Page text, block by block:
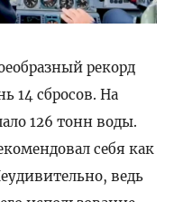
рекорд
14 сбросов. На
126 тонн воды.
себя как
ведь